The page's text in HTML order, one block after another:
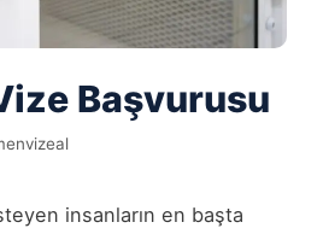
Başvurusu
insanların en başta